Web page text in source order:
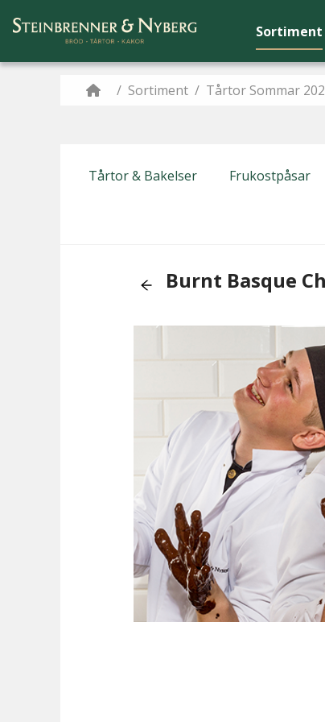
Sortiment
/ Sortiment / Tårtor Sommar
Tårtor & Bakelser Frukostpåsar
Burnt Basque